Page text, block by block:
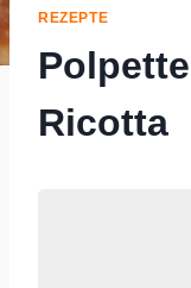
REZEPTE
Ricotta